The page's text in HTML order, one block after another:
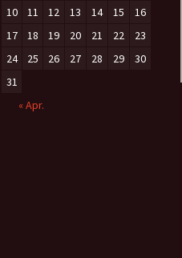
10
11 12 13 14 15
16
17
18 19 20 21 22
23
24
25 26 27 28 29
30
31
« Apr.